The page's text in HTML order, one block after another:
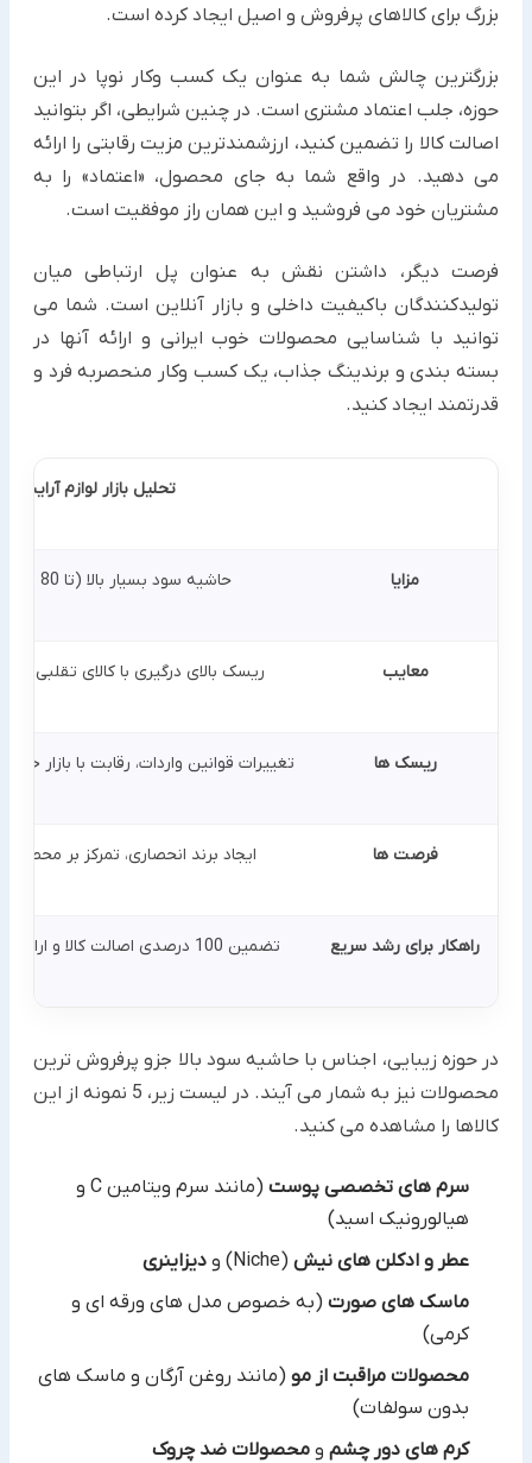
بزرگ برای کالاهای پرفروش و اصیل ایجاد کرده است.
بزرگترین چالش شما به عنوان یک کسب وکار نوپا در این
حوزه، جلب اعتماد مشتری است. در چنین شرایطی، اگر بتوانید
اصالت کالا را تضمین کنید، ارزشمندترین مزیت رقابتی را ارائه
می دهید. در واقع شما به جای محصول، «اعتماد» را به
مشتریان خود می فروشید و این همان راز موفقیت است.
فرصت دیگر، داشتن نقش به عنوان پل ارتباطی میان
تولیدکنندگان باکیفیت داخلی و بازار آنلاین است. شما می
توانید با شناسایی محصولات خوب ایرانی و ارائه آنها در
بسته بندی و برندینگ جذاب، یک کسب وکار منحصربه فرد و
قدرتمند ایجاد کنید.
تحلیل بازار لوازم
مزایا حاشیه سود بسیار بالا (تا 80 درصد)، تقاضای دائمی و مقاوم به شرایط اقتصادی
معایب ریسک بالای درگیری با کالای تقلبی،
ریسک ها تغییرات قوانین واردات، رقابت با بازار
فرصت ها ایجاد برند انحصاری، تمرکز بر
راهکار برای رشد سریع تضمین 100 درصدی اصالت کالا و ارائه بسته های محتوایی آماده (عکس و فیلم) برای فروش
در حوزه زیبایی، اجناس با حاشیه سود بالا جزو پرفروش ترین
محصولات نیز به شمار می آیند. در لیست زیر، 5 نمونه از این
کالاها را مشاهده می کنید.
سرم های تخصصی پوست
(مانند سرم ویتامین C و
هیالورونیک اسید)
عطر و ادکلن های نیش (Niche) و
دیزاینری
ماسک های صورت (به خصوص مدل های ورقه ای و
کرمی)
محصولات مراقبت از مو (مانند روغن آرگان و ماسک های
بدون سولفات)
کرم های دور چشم و محصولات ضد چروک